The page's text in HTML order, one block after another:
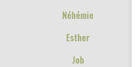
Néhémie
Esther
Job